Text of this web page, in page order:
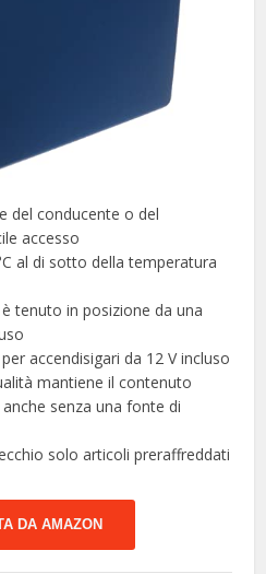
del conducente o del
accesso
al di sotto della temperatura
tenuto in posizione da una
accendisigari da 12 V incluso
mantiene il contenuto
senza una fonte di
solo articoli preraffreddati
DA AMAZON